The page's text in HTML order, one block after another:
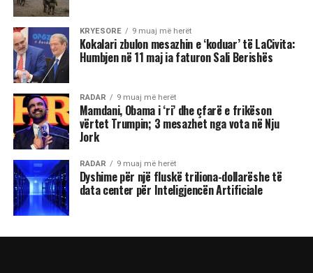
KRYESORE 9 muaj më herët
Kokalari zbulon mesazhin e ‘koduar’ të LaCivita:
Humbjen në 11 maj ia faturon Sali Berishës
RADAR 9 muaj më herët
Mamdani, Obama i ‘ri’ dhe çfarë e frikëson
vërtet Trumpin; 3 mesazhet nga vota në Nju
Jork
RADAR 9 muaj më herët
Dyshime për një fluskë triliona-dollarëshe të
data center për Inteligjencën Artificiale